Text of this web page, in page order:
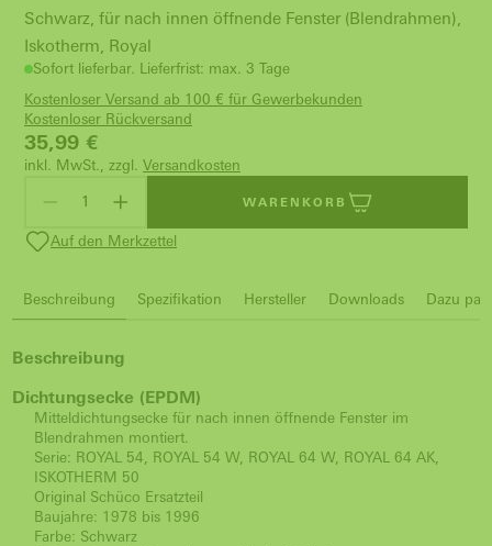
Schwarz, für nach innen öffnende Fenster (Blendrahmen),
Iskotherm, Royal
Sofort lieferbar. Lieferfrist: max. 3 Tage
Kostenloser Versand ab 100 € für Gewerbekunden
Kostenloser Rückversand
35,99 €
inkl. MwSt., zzgl. Versandkosten
WARENKORB
Auf den Merkzettel
Beschreibung Spezifikation Hersteller Downloads Dazu
Beschreibung
Dichtungsecke (EPDM)
Mitteldichtungsecke für nach innen öffnende Fenster im
Blendrahmen montiert.
Serie: ROYAL 54, ROYAL 54 W, ROYAL 64 W, ROYAL 64 AK,
ISKOTHERM 50
Original Schüco Ersatzteil
Baujahre: 1978 bis 1996
Farbe: Schwarz